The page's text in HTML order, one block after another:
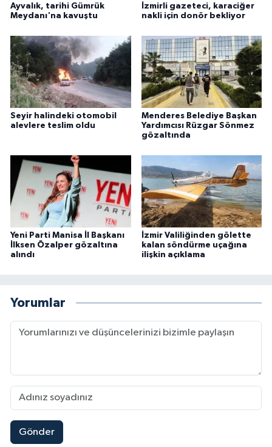
Ayvalık, tarihi Gümrük
Meydanı'na kavuştu
İzmirli gazeteci, karaciğer
nakli için donör bekliyor
Seyir halindeki otomobil
alevlere teslim oldu
Menderes Belediye Başkan
Yardımcısı Rüzgar Sönmez
gözaltında
Yeni Parti Manisa İl Başkanı
İlksen Özalper gözaltına
alındı
İzmir Valiliğinden gölette
kalan söndürme uçağına
ilişkin açıklama
Yorumlar
Gönder